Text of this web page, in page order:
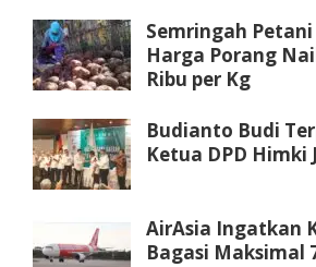
Semringah
Harga Porang
Ribu per Kg
Budianto Budi
Ketua DPD Himki
AirAsia Ingatkan
Bagasi Maksimal